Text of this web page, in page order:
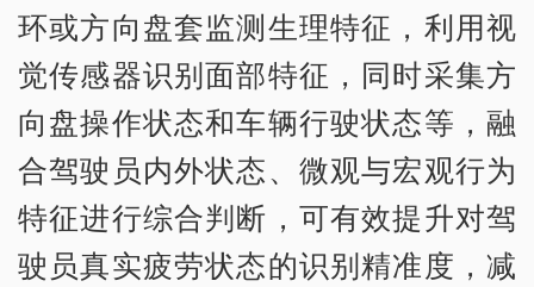
环或方向盘套监测生理特征，利用视
觉传感器识别面部特征，同时采集方
向盘操作状态和车辆行驶状态等，融
合驾驶员内外状态、微观与宏观行为
特征进行综合判断，可有效提升对驾
驶员真实疲劳状态的识别精准度，减